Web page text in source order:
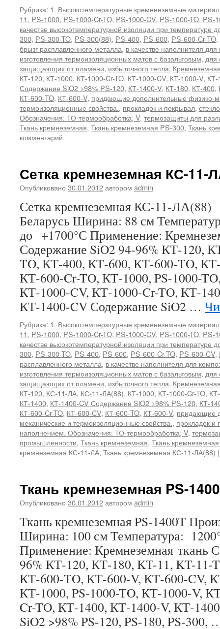
Рубрика: 1. Высокотемпературные кременеземные
11, PS-1000, PS-1000-Cr-TO, PS-1000-CV, PS-1000-TO, PS-
качестве высокотемпературной изоляции при температуре
300, PS-300-TO, PS-300(88), PS-400, PS-600, PS-600-Cr-TO,
брызг расплавленного металла, в качестве наполнителя
изготовления термоизоляционных матов с базальтовым, для
защищающих от пламени, избыточного тепла,
КТ-120, КТ-1000, КТ-1000-Cr-TO, КТ-1000-CV, КТ-1000-V,
Содержание SiO2 >98% PS-120, КТ-1400-V, КТ-180, КТ-400,
КТ-600-TO, КТ-600-V, придающие дополнительные физико-
термоизоляционные свойства., прокладок и покрывал,
Обозначения: ТО-термообработка; V, термозащиты для
Ткань кремнеземная, Ткань кремнеземная PS-300, Ткань
комментарий
Сетка кремнеземная КС-11-
Опубликовано 30.01.2012автором admin
Сетка кремнеземная КС-11-
Беларусь Ширина: 88 см
до +1700°С Применение:
Содержание SiO2 94-96% КТ-120,
TO, КТ-400, КТ-600, КТ-600-TO,
КТ-600-Cr-TO, КТ-1000, PS-1000-
КТ-1000-CV, КТ-1000-Cr-TO, КТ-
КТ-1400-CV Содержание SiO2 …
Рубрика: 1. Высокотемпературные кременеземные
11, PS-1000, PS-1000-Cr-TO, PS-1000-CV, PS-1000-TO, PS-
качестве высокотемпературной изоляции при температуре
300, PS-300-TO, PS-400, PS-600, PS-600-Cr-TO, PS-600-CV,
расплавленного металла, в качестве наполнителя для
изготовления термоизоляционных матов с базальтовым, для
защищающих от пламени, избыточного тепла,
КТ-120, КС-11-ЛА, КС-11-ЛА(88), КТ-1000, КТ-1000-Cr-TO,
КТ-1400, КТ-1400-CV Содержание SiO2 >98% PS-120, КТ-
КТ-600-Cr-TO, КТ-600-CV, КТ-600-TO, КТ-600-V, придающие
механические и термоизоляционные свойства., прокладок и
наполнением. Обозначения: ТО-термообработка; V,
промышленности, Ткань кремнеземная, Ткань
кремнеземная КС-11-ЛА, Ткань кремнеземная КС-11-ЛА(88) |
Ткань кремнеземная PS-
Опубликовано 30.01.2012автором admin
Ткань кремнеземная PS-1400Т
Ширина: 100 см Температура:
Применение: Кремнеземная ткань
96% КТ-120, КТ-180, KT-11, KT-11-
КТ-600-TO, КТ-600-V, КТ-600-CV,
КТ-1000, PS-1000-TO, КТ-1000-V,
Cr-TO, КТ-1400, КТ-1400-V, КТ-
SiO2 >98% PS-120, PS-180, PS-300,